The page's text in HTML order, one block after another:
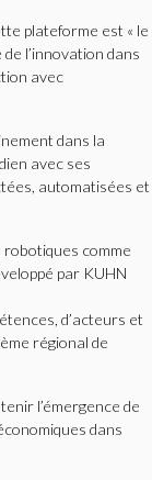
plateforme est « le
l’innovation dans
avec
dans la
avec ses
automatisées et
comme
par KUHN
d’acteurs et
régional de
l’émergence de
dans